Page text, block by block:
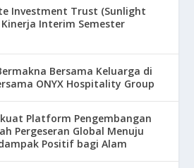
Investment Trust (Sunlight
Kinerja Interim Semester
Bersama Keluarga di
ONYX Hospitality Group
Platform Pengembangan
Pergeseran Global Menuju
Positif bagi Alam